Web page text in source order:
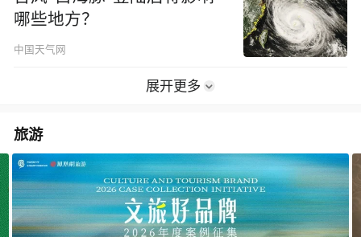
视频 03:56
苏炜杰获“统计学界的诺贝尔
奖”，又是北大数院07级